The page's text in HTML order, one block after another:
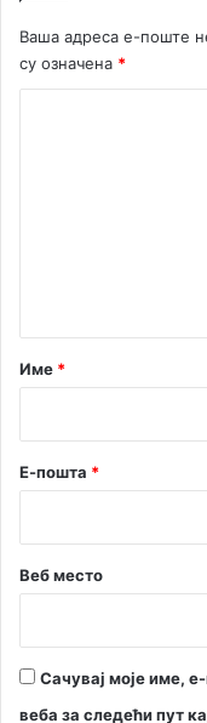
Ваша адреса е-поште
су означена *
р
Име *
Е-пошта *
Веб место
Сачувај моје име,
веба за следећи пут